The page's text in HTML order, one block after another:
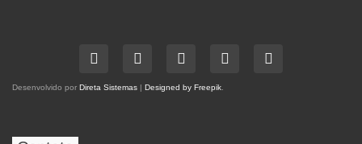
Desenvolvido por Direta Sistemas Designed by Freepik.